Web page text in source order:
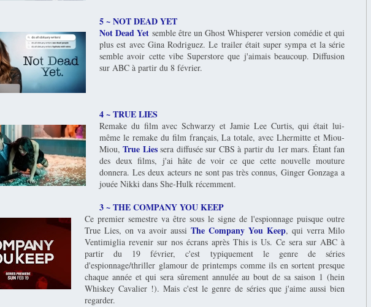
5 ~ NOT DEAD YET
Not Dead Yet semble être un Ghost Whisperer version comédie et qui
plus est avec Gina Rodriguez. Le trailer était super sympa et la série
semble avoir cette vibe Superstore que j'aimais beaucoup. Diffusion
sur ABC à partir du 8 février.
4 ~ TRUE LIES
Remake du film avec Schwarzy et Jamie Lee Curtis, qui était lui-
même le remake du film français, La totale, avec Lhermitte et Miou-
Miou,True Liessera diffusée sur CBS à partir du 1er mars. Étant fan
des deux films, j'ai hâte de voir ce que cette nouvelle mouture
donnera. Les deux acteurs ne sont pas très connus, Ginger Gonzaga a
jouée Nikki dans She-Hulk récemment.
3 ~ THE COMPANY YOU KEEP
Ce premier semestre va être sous le signe de l'espionnage puisque outre
True Lies, on va avoir aussi The Company You Keep, qui verra Milo
Ventimiglia revenir sur nos écrans après This is Us. Ce sera sur ABC à
partir du 19 février, c'est typiquement le genre de séries
d'espionnage/thriller glamour de printemps comme ils en sortent presque
chaque année et qui sera sûrement annulée au bout de sa saison 1 (hein
Whiskey Cavalier !). Mais c'est le genre de séries que j'aime aussi bien
regarder.